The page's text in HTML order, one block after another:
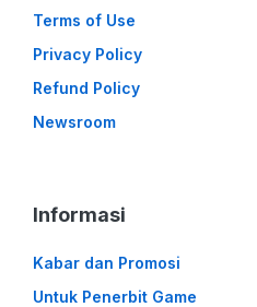
Terms of Use
Privacy Policy
Refund Policy
Newsroom
Informasi
Kabar dan Promosi
Untuk Penerbit Game